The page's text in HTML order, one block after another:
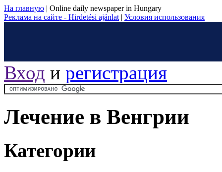
На главную | Online daily newspaper in Hungary
Реклама на сайте - Hirdetési ajánlat | Условия использования
Вход и регистрация
Лечение в Венгрии
Категории